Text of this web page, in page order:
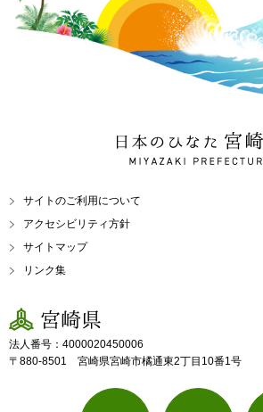
日本のひなた 宮崎県
MIYAZAKI PREFECTURE
サイトのご利用について
アクセシビリティ方針
サイトマップ
リンク集
宮崎県
法人番号：4000020450006
〒880-8501 宮崎県宮崎市橘通東2丁目10番1号